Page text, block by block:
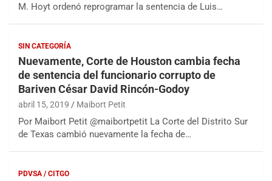
M. Hoyt ordenó reprogramar la sentencia de Luis…
SIN CATEGORÍA
Nuevamente, Corte de Houston cambia fecha
de sentencia del funcionario corrupto de
Bariven César David Rincón-Godoy
abril 15, 2019 Maibort Petit
Por Maibort Petit @maibortpetit La Corte del Distrito Sur
de Texas cambió nuevamente la fecha de…
PDVSA / CITGO